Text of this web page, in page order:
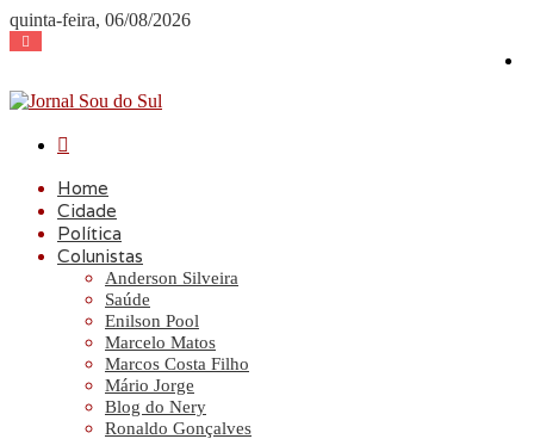
quinta-feira, 06/08/2026
Home
Cidade
Política
Colunistas
Anderson Silveira
Saúde
Enilson Pool
Marcelo Matos
Marcos Costa Filho
Mário Jorge
Blog do Nery
Ronaldo Gonçalves